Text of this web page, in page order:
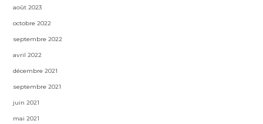
août 2023
octobre 2022
septembre 2022
avril 2022
décembre 2021
septembre 2021
juin 2021
mai 2021